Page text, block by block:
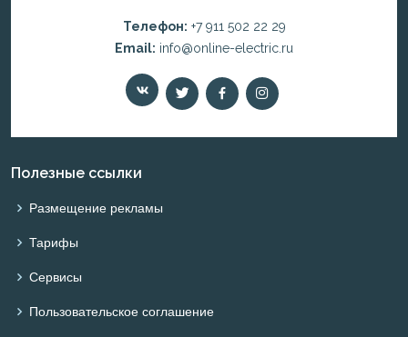
Телефон: +7 911 502 22 29
Email: info@online-electric.ru
Полезные ссылки
Размещение рекламы
Тарифы
Сервисы
Пользовательское соглашение